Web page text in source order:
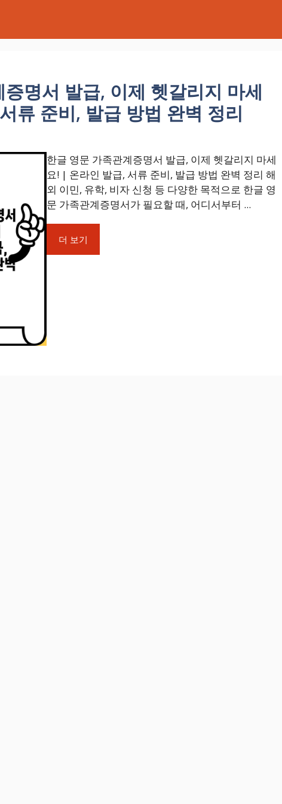
명서 발급, 이제 헷갈리지 마세
류 준비, 발급 방법 완벽 정리
한글 영문 가족관계증명서 발급, 이제 헷갈리지 마세
요! | 온라인 발급, 서류 준비, 발급 방법 완벽 정리 해
외 이민, 유학, 비자 신청 등 다양한 목적으로 한글 영
문 가족관계증명서가 필요할 때, 어디서부터 ...
더 보기